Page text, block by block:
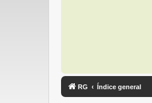
RG Índice general